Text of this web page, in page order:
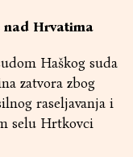
nad Hrvatima
Haškog suda
zatvora zbog
raseljavanja i
selu Hrtkovci